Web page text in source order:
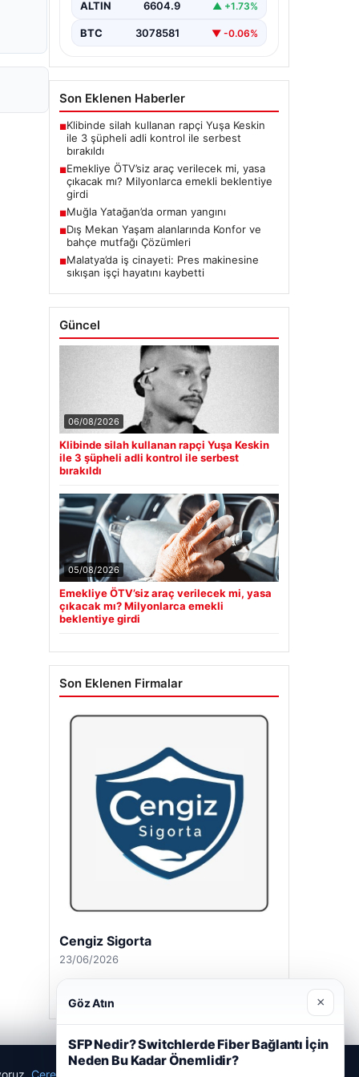
ALTIN 6604.9 ▲ +1.73%
BTC 3078581 ▼ -0.06%
Son Eklenen Haberler
■Klibinde silah kullanan rapçi Yuşa Keskin
ile 3 şüpheli adli kontrol ile serbest
bırakıldı
■Emekliye ÖTV’siz araç verilecek mi, yasa
çıkacak mı? Milyonlarca emekli beklentiye
girdi
■Muğla Yatağan’da orman yangını
■Dış Mekan Yaşam alanlarında Konfor ve
bahçe mutfağı Çözümleri
■Malatya’da iş cinayeti: Pres makinesine
sıkışan işçi hayatını kaybetti
Güncel
06/08/2026
Klibinde silah kullanan rapçi Yuşa Keskin
ile 3 şüpheli adli kontrol ile serbest
bırakıldı
05/08/2026
Emekliye ÖTV’siz araç verilecek mi, yasa
çıkacak mı? Milyonlarca emekli
beklentiye girdi
Son Eklenen Firmalar
Cengiz Sigorta
23/06/2026
Çerez Politikamız
Göz Atın ×
SFP Nedir? Switchlerde Fiber Bağlantı İçin
Neden Bu Kadar Önemlidir?